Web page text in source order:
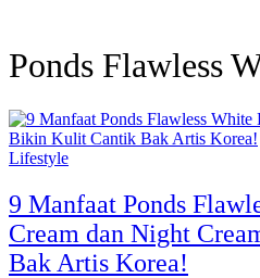
Ponds Flawless
Lifestyle
9 Manfaat Ponds
Cream dan Night
Bak Artis Korea!